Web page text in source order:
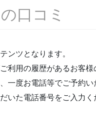
口コミ
ンツとなります。
利用の履歴があるお客様
一度お電話等でご予約い
いた電話番号をご入力く